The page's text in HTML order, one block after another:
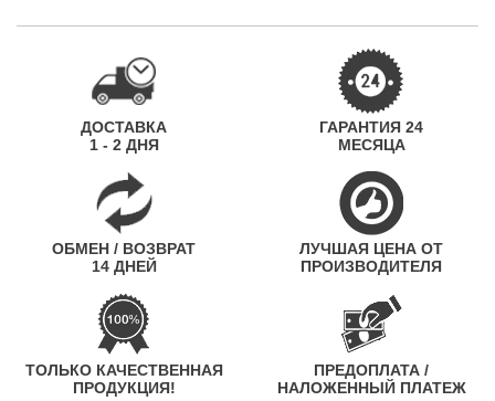
ДОСТАВКА
1 - 2 ДНЯ
ГАРАНТИЯ 24
МЕСЯЦА
ОБМЕН / ВОЗВРАТ
14 ДНЕЙ
ЛУЧШАЯ ЦЕНА ОТ
ПРОИЗВОДИТЕЛЯ
ТОЛЬКО КАЧЕСТВЕННАЯ
ПРОДУКЦИЯ!
ПРЕДОПЛАТА /
НАЛОЖЕННЫЙ ПЛАТЕЖ